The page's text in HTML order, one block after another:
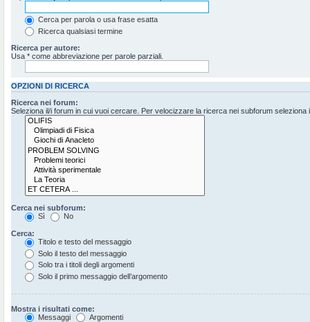
Cerca per parola o usa frase esatta
Ricerca qualsiasi termine
Ricerca per autore:
Usa * come abbreviazione per parole parziali.
OPZIONI DI RICERCA
Ricerca nei forum:
Seleziona il/i forum in cui vuoi cercare. Per velocizzare la ricerca nei subforum seleziona
Cerca nei subforum:
Sì
No
Cerca:
Titolo e testo del messaggio
Solo il testo del messaggio
Solo tra i titoli degli argomenti
Solo il primo messaggio dell’argomento
Mostra i risultati come:
Messaggi
Argomenti